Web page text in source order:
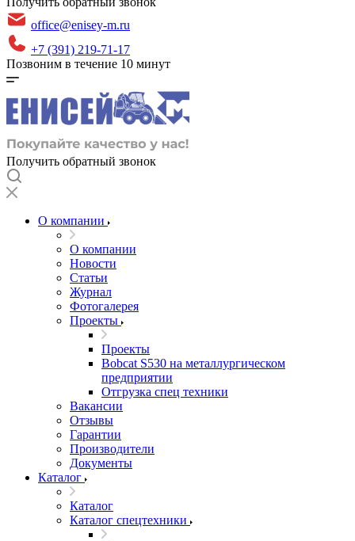
office@enisey-m.ru
+7 (391) 219-71-17
Позвоним в течение 10 минут
Получить обратный звонок
О компании
О компании
Новости
Статьи
Журнал
Фотогалерея
Проекты
Проекты
Bobcat S530 на металлургическом
предприятии
Отгрузка спец техники
Вакансии
Отзывы
Гарантии
Производители
Документы
Каталог
Каталог
Каталог спецтехники